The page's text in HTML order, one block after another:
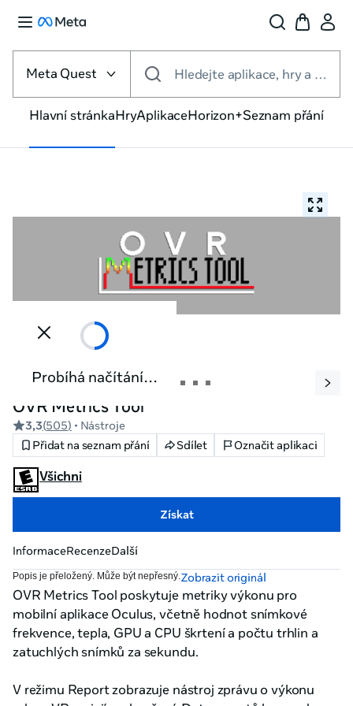
Hlavní stránkaHryAplikaceHorizon+Seznam přání
platformu
Meta Quest Hledejte aplikace, hry a další věci
OVR Metrics Tool
3,3(505) • Nástroje
Přidat na seznam přání
Sdílet Označit aplikaci
Všichni
Získat
InformaceRecenzeDalší
Popis je přeložený. Může být nepřesný.Zobrazit originál
OVR Metrics Tool poskytuje metriky výkonu pro
mobilní aplikace Oculus, včetně hodnot snímkové
frekvence, tepla, GPU a CPU škrtení a počtu trhlin a
zatuchlých snímků za sekundu.
V režimu Report zobrazuje nástroj zprávu o výkonu
Probíhá načítání…